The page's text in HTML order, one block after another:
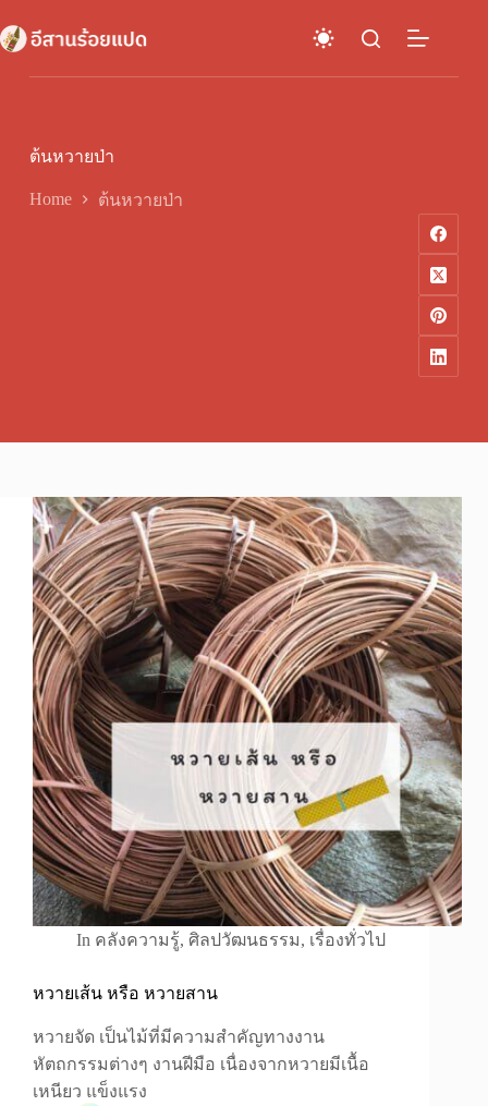
to
content
ต้นหวายป่า
Home ต้นหวายป่า
In คลังความรู้,ศิลปวัฒนธรรม, เรื่องทั่วไป
หวายเส้น หรือ หวายสาน
หวายจัด เป็นไม้ที่มีความสำคัญทางงาน
หัตถกรรมต่างๆ งานฝีมือ เนื่องจากหวายมีเนื้อ
เหนียว แข็งแรง